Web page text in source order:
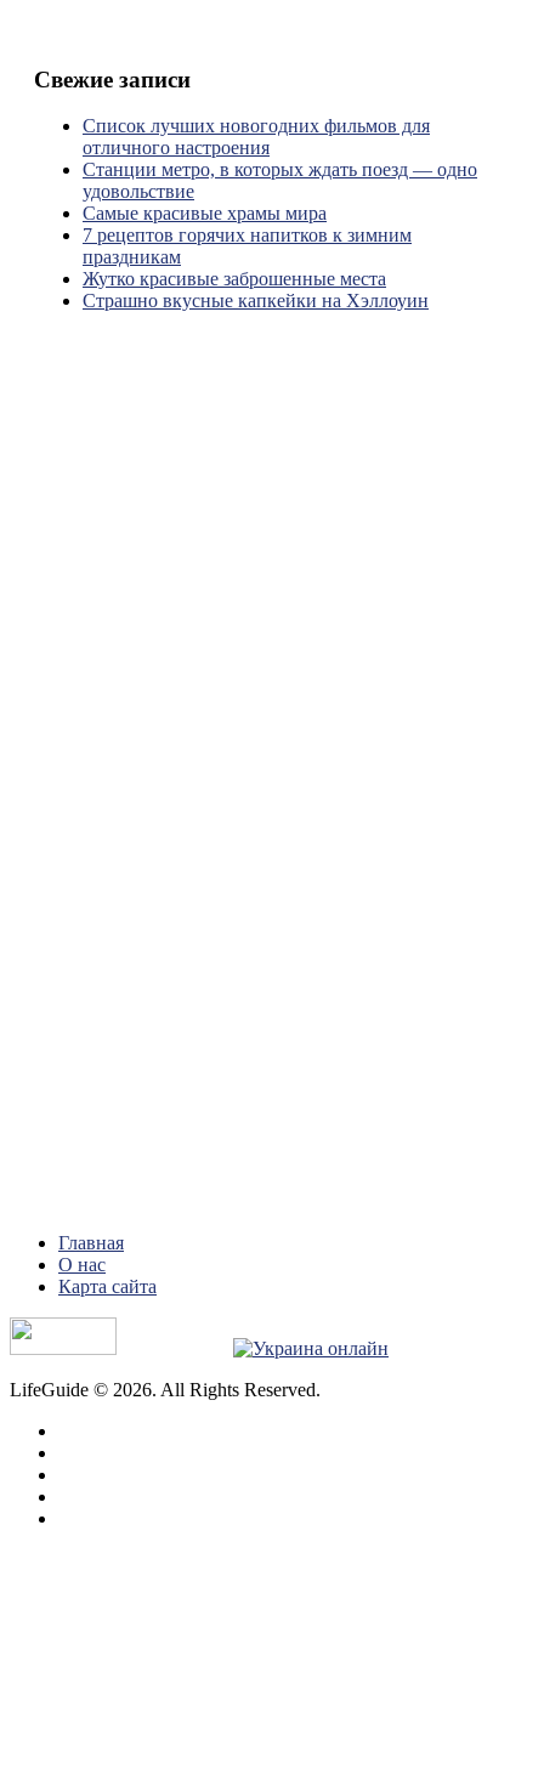
Свежие записи
Список лучших новогодних фильмов для
отличного настроения
Станции метро, в которых ждать поезд — одно
удовольствие
Самые красивые храмы мира
7 рецептов горячих напитков к зимним
праздникам
Жутко красивые заброшенные места
Страшно вкусные капкейки на Хэллоуин
Главная
О нас
Карта сайта
LifeGuide © 2026. All Rights Reserved.